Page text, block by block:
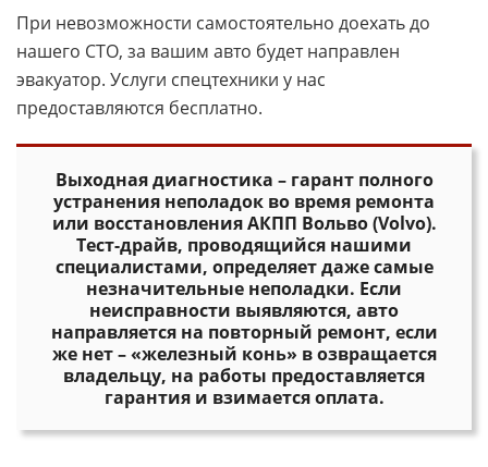
При невозможности самостоятельно доехать до
нашего СТО, за вашим авто будет направлен
эвакуатор. Услуги спецтехники у нас
предоставляются бесплатно.
Выходная диагностика – гарант полного
устранения неполадок во время ремонта
или восстановления АКПП Вольво (Volvo).
Тест-драйв, проводящийся нашими
специалистами, определяет даже самые
незначительные неполадки. Если
неисправности выявляются, авто
направляется на повторный ремонт, если
же нет – «железный конь» в озвращается
владельцу, на работы предоставляется
гарантия и взимается оплата.